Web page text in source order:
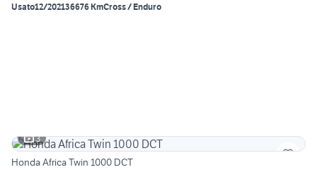
Usato12/202136676 KmCross / Enduro
3
Honda Africa Twin 1000 DCT